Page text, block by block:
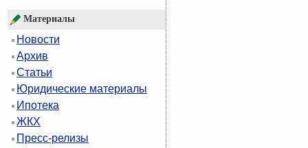
Материалы
Новости
Архив
Статьи
Юридические материалы
Ипотека
ЖКХ
Пресс-релизы